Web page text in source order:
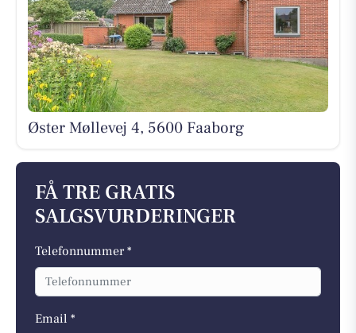
Øster Møllevej 4, 5600 Faaborg
FÅ TRE GRATIS
SALGSVURDERINGER
Telefonnummer *
Email *